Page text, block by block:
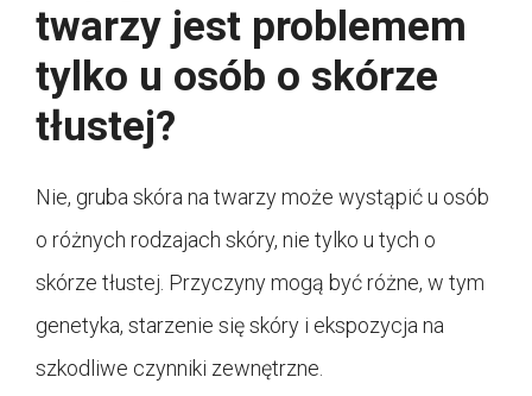
twarzy jest problemem
tylko u osób o skórze
tłustej?
Nie, gruba skóra na twarzy może wystąpić u osób
o różnych rodzajach skóry, nie tylko u tych o
skórze tłustej. Przyczyny mogą być różne, w tym
genetyka, starzenie się skóry i ekspozycja na
szkodliwe czynniki zewnętrzne.